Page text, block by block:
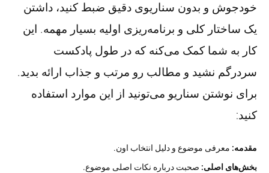
خودجوش و بدون سناریوی دقیق ضبط کنید، داشتن
یک ساختار کلی و برنامه‌ریزی اولیه بسیار مهمه. این
کار به شما کمک می‌کنه که در طول پادکست
سردرگم نشید و مطالب رو مرتب و جذاب ارائه بدید.
برای نوشتن سناریو می‌تونید از این موارد استفاده
کنید:
مقدمه: معرفی موضوع و دلیل انتخاب اون.
بخش‌های اصلی: صحبت درباره نکات اصلی موضوع.